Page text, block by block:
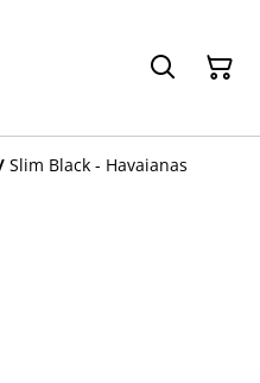
Slim Black - Havaianas